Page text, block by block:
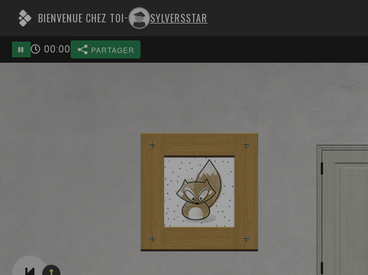
BIENVENUE CHEZ TOI- SYLVERSSTAR
PARTAGER
00:00